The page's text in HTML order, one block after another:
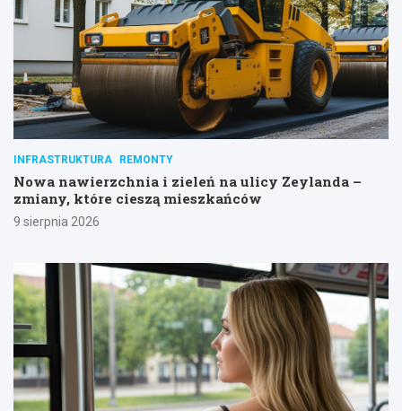
INFRASTRUKTURA REMONTY
Nowa nawierzchnia i zieleń na ulicy Zeylanda –
zmiany, które cieszą mieszkańców
9 sierpnia 2026